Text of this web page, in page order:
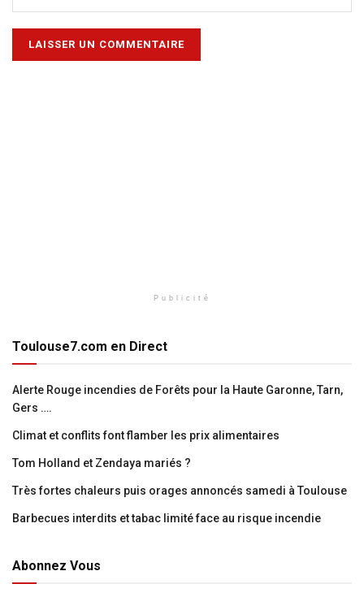
Publicité
Toulouse7.com en Direct
Alerte Rouge incendies de Forêts pour la Haute Garonne, Tarn,
Gers ….
Climat et conflits font flamber les prix alimentaires
Tom Holland et Zendaya mariés ?
Très fortes chaleurs puis orages annoncés samedi à Toulouse
Barbecues interdits et tabac limité face au risque incendie
Abonnez Vous